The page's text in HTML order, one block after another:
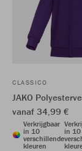
CLASSICO
JAKO
vanaf 34,99 €
Verkrijgbaar
in 10
verschillende
kleuren
in 10